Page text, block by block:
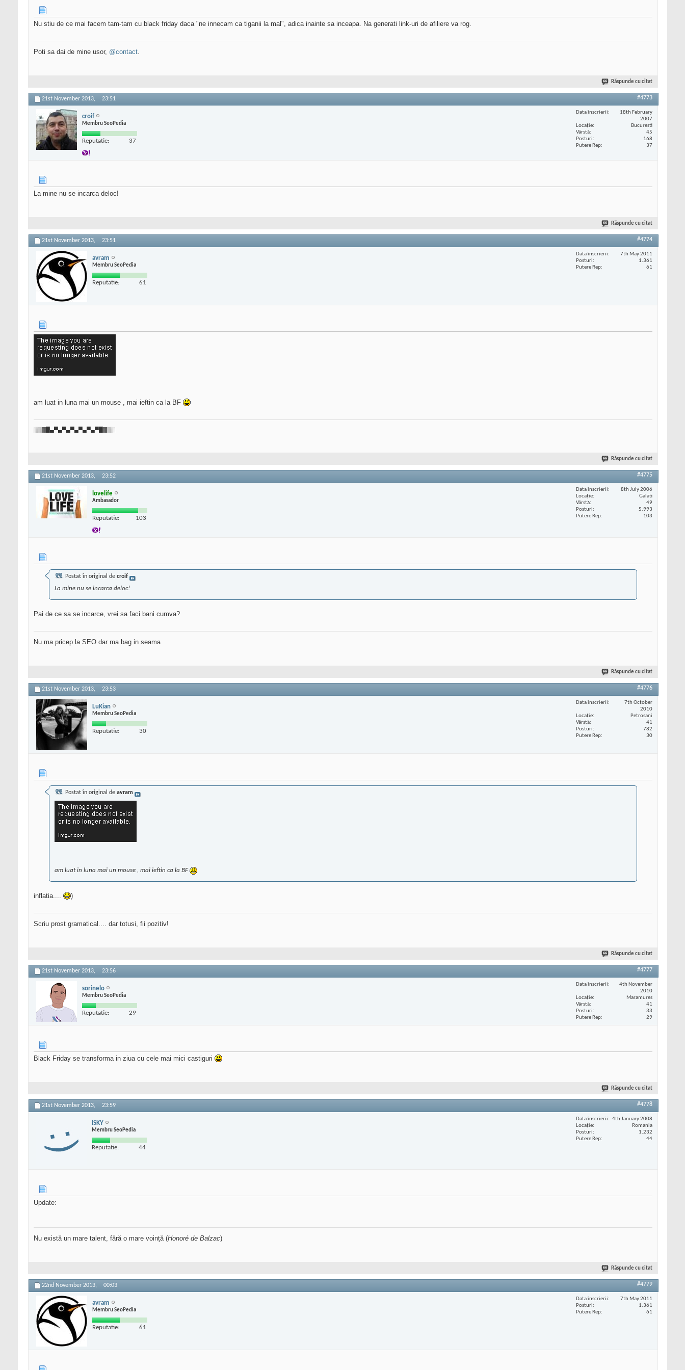
Nu stiu de ce mai facem tam-tam cu black friday daca "ne innecam ca tiganii la mal", adica inainte sa inceapa. Na generati link-uri de afiliere va rog.
Poti sa dai de mine usor, @contact.
Răspunde cu citat
21st November 2013, 23:51 #4773
croif
Membru SeoPedia
Reputatie: 37
Data înscrierii
18th February
2007
Locaţie
Bucuresti
Vârstă
45
Posturi
168
Putere Rep
37
La mine nu se incarca deloc!
Răspunde cu citat
21st November 2013, 23:51 #4774
avram
Membru SeoPedia
Reputatie: 61
Data înscrierii
7th May 2011
Posturi
1.361
Putere Rep
61
am luat in luna mai un mouse , mai ieftin ca la BF
░▒▓█▄▀▄▀▄▀▄▀▄▀▄▀█▓▒░
Răspunde cu citat
21st November 2013, 23:52 #4775
lovelife
Ambasador
Reputatie: 103
Data înscrierii
8th July 2006
Locaţie
Galati
Vârstă
49
Posturi
5.993
Putere Rep
103
Postat în original de croif
La mine nu se incarca deloc!
Pai de ce sa se incarce, vrei sa faci bani cumva?
Nu ma pricep la SEO dar ma bag in seama
Răspunde cu citat
21st November 2013, 23:53 #4776
LuKian
Membru SeoPedia
Reputatie: 30
Data înscrierii
7th October
2010
Locaţie
Petrosani
Vârstă
41
Posturi
782
Putere Rep
30
Postat în original de avram
am luat in luna mai un mouse , mai ieftin ca la BF
inflatia.... )
Scriu prost gramatical.... dar totusi, fii pozitiv!
Răspunde cu citat
21st November 2013, 23:56 #4777
sorinelo
Membru SeoPedia
Reputatie: 29
Data înscrierii
4th November
2010
Locaţie
Maramures
Vârstă
41
Posturi
33
Putere Rep
29
Black Friday se transforma in ziua cu cele mai mici castiguri
Răspunde cu citat
21st November 2013, 23:59 #4778
iSKY
Membru SeoPedia
Reputatie: 44
Data înscrierii
4th January 2008
Locaţie
Romania
Posturi
1.232
Putere Rep
44
Update:
Nu există un mare talent, fără o mare voință (Honoré de Balzac)
Răspunde cu citat
22nd November 2013, 00:03 #4779
avram
Membru SeoPedia
Reputatie: 61
Data înscrierii
7th May 2011
Posturi
1.361
Putere Rep
61